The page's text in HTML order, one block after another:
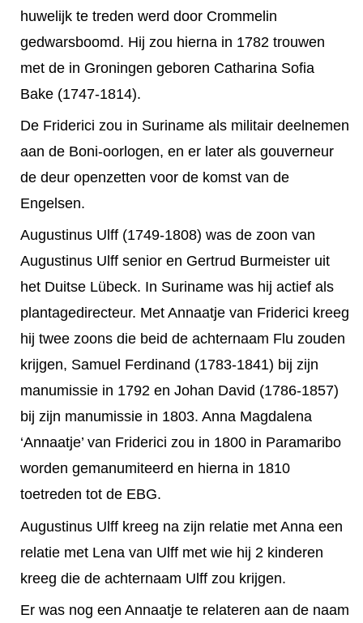
huwelijk te treden werd door Crommelin
gedwarsboomd. Hij zou hierna in 1782 trouwen
met de in Groningen geboren Catharina Sofia
Bake (1747-1814).
De Friderici zou in Suriname als militair deelnemen
aan de Boni-oorlogen, en er later als gouverneur
de deur openzetten voor de komst van de
Engelsen.
Augustinus Ulff (1749-1808) was de zoon van
Augustinus Ulff senior en Gertrud Burmeister uit
het Duitse Lübeck. In Suriname was hij actief als
plantagedirecteur. Met Annaatje van Friderici kreeg
hij twee zoons die beid de achternaam Flu zouden
krijgen, Samuel Ferdinand (1783-1841) bij zijn
manumissie in 1792 en Johan David (1786-1857)
bij zijn manumissie in 1803. Anna Magdalena
‘Annaatje’ van Friderici zou in 1800 in Paramaribo
worden gemanumiteerd en hierna in 1810
toetreden tot de EBG.
Augustinus Ulff kreeg na zijn relatie met Anna een
relatie met Lena van Ulff met wie hij 2 kinderen
kreeg die de achternaam Ulff zou krijgen.
Er was nog een Annaatje te relateren aan de naam